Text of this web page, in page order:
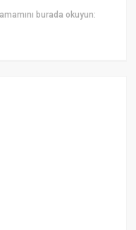
burada okuyun: